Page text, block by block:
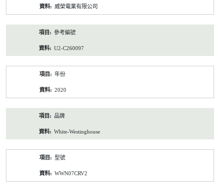
威榮電業有限公司
參考編號
U2-C260097
年份
2020
品牌
White-Westinghouse
型號
WWN07CRV2